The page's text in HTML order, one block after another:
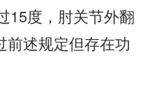
15度，肘关节外翻
前述规定但存在功